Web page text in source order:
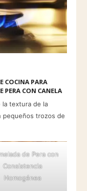
COCINA PARA
PERA CON CANELA
la textura de la
pequeños trozos de
de Pera con
Consistencia
Homogénea